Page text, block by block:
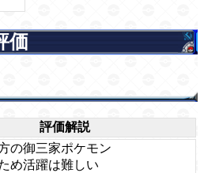
価
評価解説
の御三家ポケモン
め活躍は難しい